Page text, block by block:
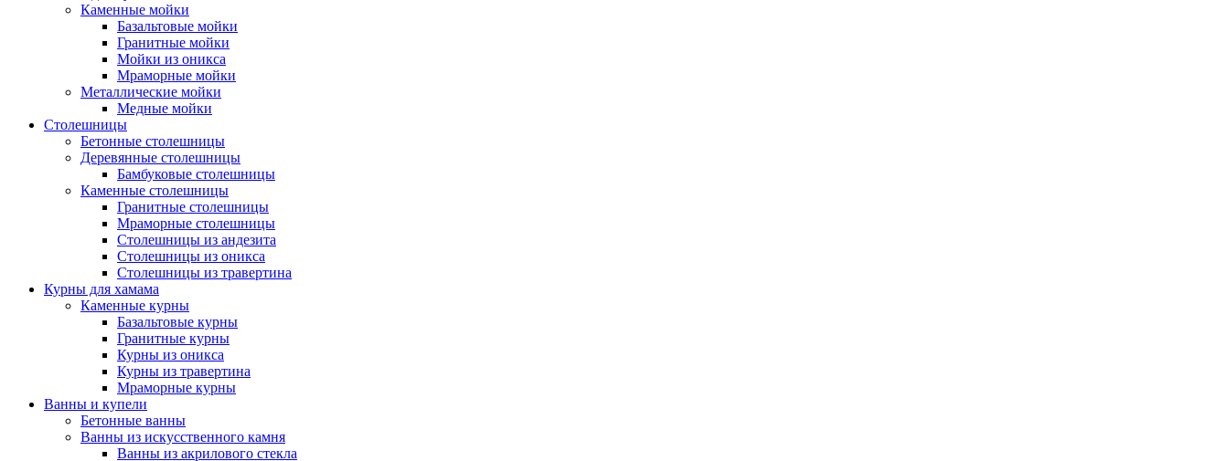
Каменные мойки
Базальтовые мойки
Гранитные мойки
Мойки из оникса
Мраморные мойки
Металлические мойки
Медные мойки
Столешницы
Бетонные столешницы
Деревянные столешницы
Бамбуковые столешницы
Каменные столешницы
Гранитные столешницы
Мраморные столешницы
Столешницы из андезита
Столешницы из оникса
Столешницы из травертина
Курны для хамама
Каменные курны
Базальтовые курны
Гранитные курны
Курны из оникса
Курны из травертина
Мраморные курны
Ванны и купели
Бетонные ванны
Ванны из искусственного камня
Ванны из акрилового стекла